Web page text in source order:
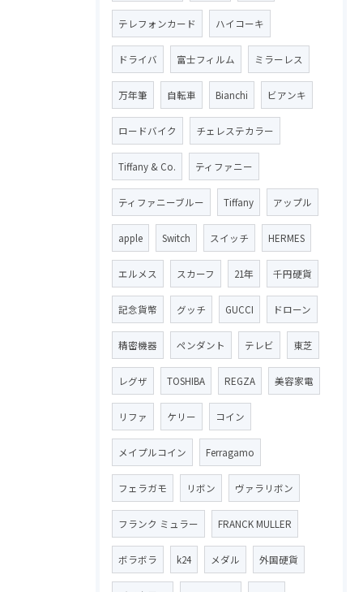
テレフォンカード ハイコーキ
ドライバ 富士フィルム ミラーレス
万年筆 自転車 Bianchi ビアンキ
ロードバイク チェレステカラー
Tiffany & Co. ティファニー
ティファニーブルー Tiffany アップル
apple Switch スイッチ HERMES
エルメス スカーフ 21年 千円硬貨
記念貨幣 グッチ GUCCI ドローン
精密機器 ペンダント テレビ 東芝
レグザ TOSHIBA REGZA 美容家電
リファ ケリー コイン
メイプルコイン Ferragamo
フェラガモ リボン ヴァラリボン
フランク ミュラー FRANCK MULLER
ボラボラ k24 メダル 外国硬貨